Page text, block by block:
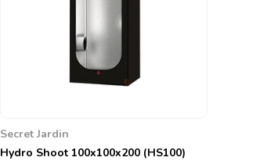
Secret Jardin
Hydro Shoot 100x100x200 (HS100)